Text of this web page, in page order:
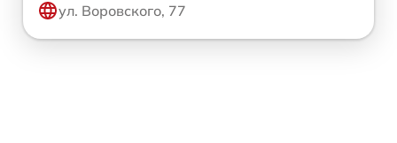
ул. Воровского, 77